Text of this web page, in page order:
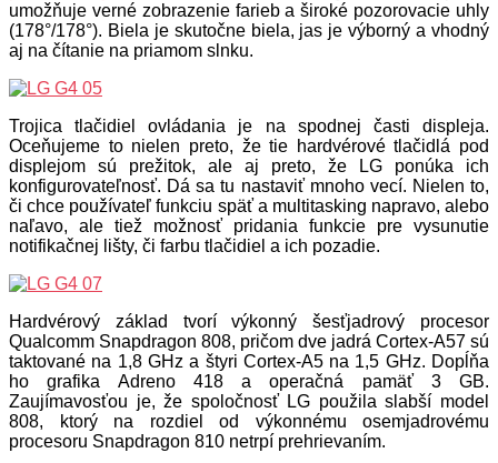
umožňuje verné zobrazenie farieb a široké pozorovacie uhly
(178°/178°). Biela je skutočne biela, jas je výborný a vhodný
aj na čítanie na priamom slnku.
Trojica tlačidiel ovládania je na spodnej časti displeja.
Oceňujeme to nielen preto, že tie hardvérové tlačidlá pod
displejom sú prežitok, ale aj preto, že LG ponúka ich
konfigurovateľnosť. Dá sa tu nastaviť mnoho vecí. Nielen to,
či chce používateľ funkciu späť a multitasking napravo, alebo
naľavo, ale tiež možnosť pridania funkcie pre vysunutie
notifikačnej lišty, či farbu tlačidiel a ich pozadie.
Hardvérový základ tvorí výkonný šesťjadrový procesor
Qualcomm Snapdragon 808, pričom dve jadrá Cortex-A57 sú
taktované na 1,8 GHz a štyri Cortex-A5 na 1,5 GHz. Dopĺňa
ho grafika Adreno 418 a operačná pamäť 3 GB.
Zaujímavosťou je, že spoločnosť LG použila slabší model
808, ktorý na rozdiel od výkonnému osemjadrovému
procesoru Snapdragon 810 netrpí prehrievaním.